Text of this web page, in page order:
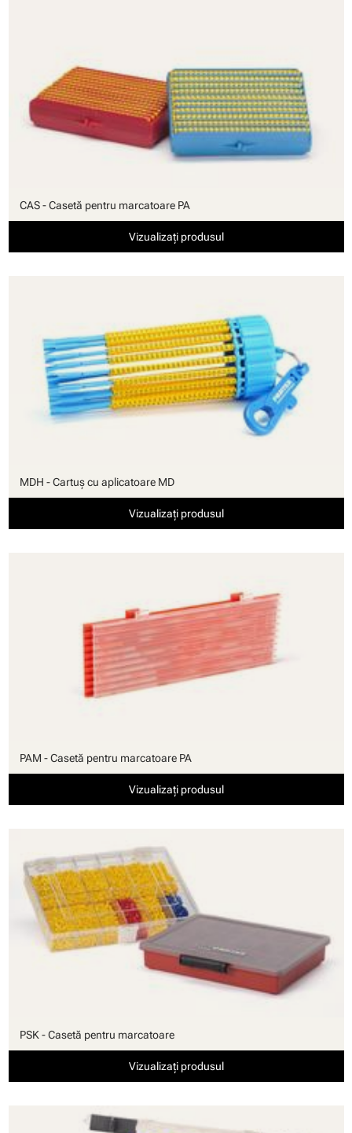
CAS - Casetă pentru marcatoare PA
Vizualizați produsul
MDH - Cartuş cu aplicatoare MD
Vizualizați produsul
PAM - Casetă pentru marcatoare PA
Vizualizați produsul
PSK - Casetă pentru marcatoare
Vizualizați produsul